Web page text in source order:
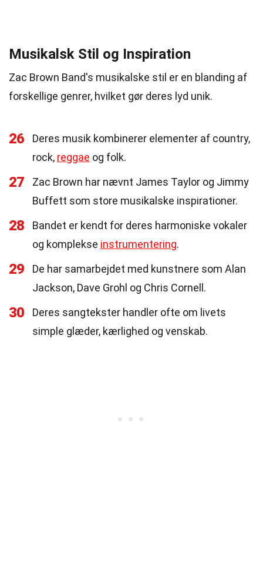
Musikalsk Stil og Inspiration
Zac Brown Band's musikalske stil er en blanding af
forskellige genrer, hvilket gør deres lyd unik.
26
Deres musik kombinerer elementer af country,
rock, reggae og folk.
27
Zac Brown har nævnt James Taylor og Jimmy
Buffett som store musikalske inspirationer.
28
Bandet er kendt for deres harmoniske vokaler
og komplekse instrumentering.
29
De har samarbejdet med kunstnere som Alan
Jackson, Dave Grohl og Chris Cornell.
30
Deres sangtekster handler ofte om livets
simple glæder, kærlighed og venskab.